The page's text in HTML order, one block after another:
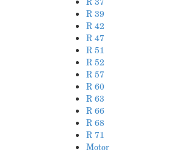
R 39
R 42
R 47
R 51
R 52
R 57
R 60
R 63
R 66
R 68
R 71
Motor